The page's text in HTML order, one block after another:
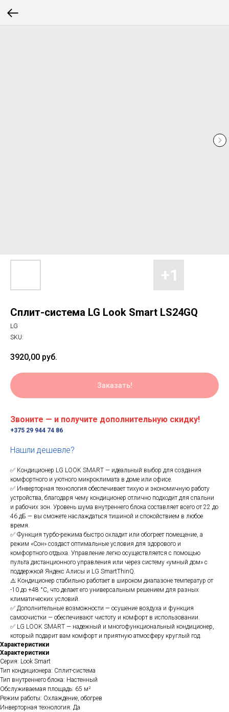
Сплит-система LG Look Smart LS24GQ
LG
SKU:
3920,00 руб.
Заказать!
Звоните — и получите дополнительную скидку!
+375 29 944 74 86
Нашли дешевле?
✅ Кондиционер LG LOOK SMART — идеальный выбор для создания
комфортного и уютного микроклимата в доме или офисе.
✅ Инверторная технология обеспечивает тихую и экономичную работу
устройства, благодаря чему кондиционер отлично подходит для спальни
и рабочих зон. Уровень шума внутреннего блока составляет всего от 22 до
46 дБ — вы сможете наслаждаться тишиной и спокойствием в любое
время.
✅ Функция турбо-режима быстро охладит или обогреет помещение, а
режим «Сон» создаст оптимальные условия для здорового и
комфортного отдыха. Управление легко осуществляется с помощью
пульта дистанционного управления или через систему «умный дом» с
поддержкой Яндекс Алисы и LG SmartThinQ.
⚠️ Кондиционер стабильно работает в широком диапазоне температур от
-10 до +48 °C, что делает его универсальным решением для разных
климатических условий.
✅ Дополнительные возможности — осушение воздуха и функция
самоочистки — обеспечивают чистоту и комфорт в использовании.
✅ LG LOOK SMART — надежный и многофункциональный кондиционер,
который подарит вам комфорт и приятную атмосферу круглый год.
Характеристики
Характеристики
Серия: Look Smart
Тип кондиционера: Сплит-система
Тип внутреннего блока: Настенный
Обслуживаемая площадь: 65 м²
Режим работы: Охлаждение, обогрев
Инверторная технология: Да